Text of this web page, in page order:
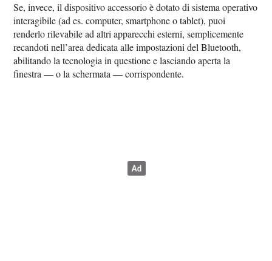
Se, invece, il dispositivo accessorio è dotato di sistema operativo
interagibile (ad es. computer, smartphone o tablet), puoi
renderlo rilevabile ad altri apparecchi esterni, semplicemente
recandoti nell’area dedicata alle impostazioni del Bluetooth,
abilitando la tecnologia in questione e lasciando aperta la
finestra — o la schermata — corrispondente.